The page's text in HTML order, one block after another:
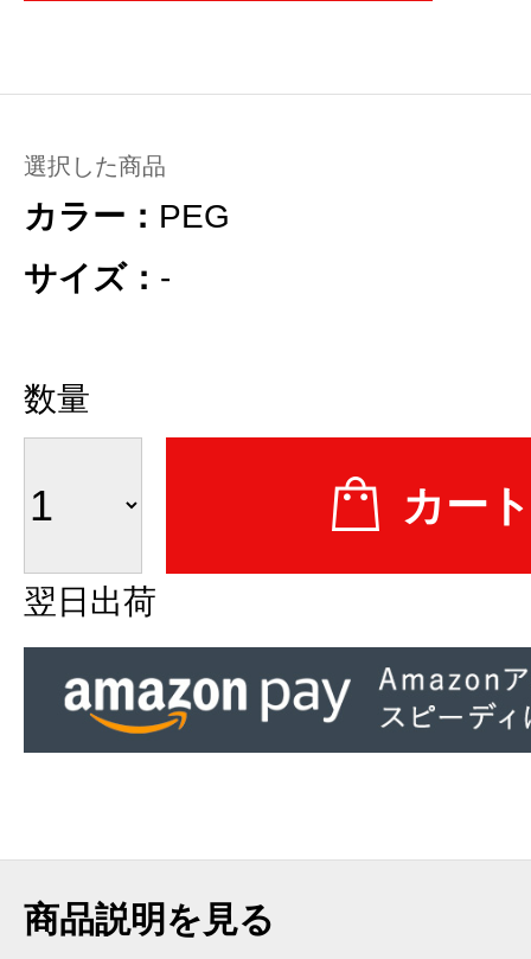
選択した商品
カラー： PEG
サイズ： -
数量
翌日出荷
商品説明を見る